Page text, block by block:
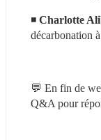
◾ Charlotte
décarbonation
💬 En fin de
Q&A pour